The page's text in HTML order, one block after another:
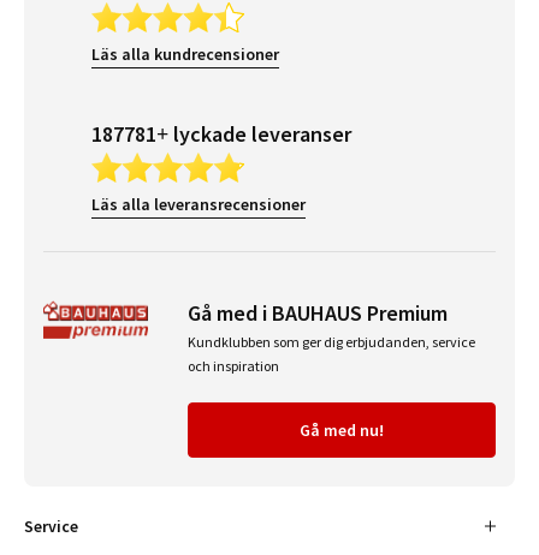
Läs alla kundrecensioner
187781+ lyckade leveranser
Läs alla leveransrecensioner
Gå med i BAUHAUS Premium
Kundklubben som ger dig erbjudanden, service
och inspiration
Gå med nu!
Service